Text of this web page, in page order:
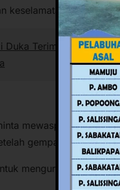
keselamatan
Duka Terima Gelar
mewaspadai
gempa utama.
mengurangi risiko